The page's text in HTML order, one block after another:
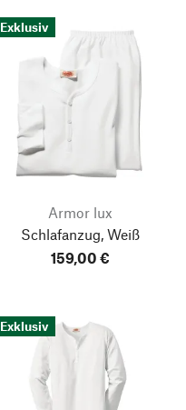
Exklusiv
Armor lux
Schlafanzug, Weiß
159,00 €
Exklusiv